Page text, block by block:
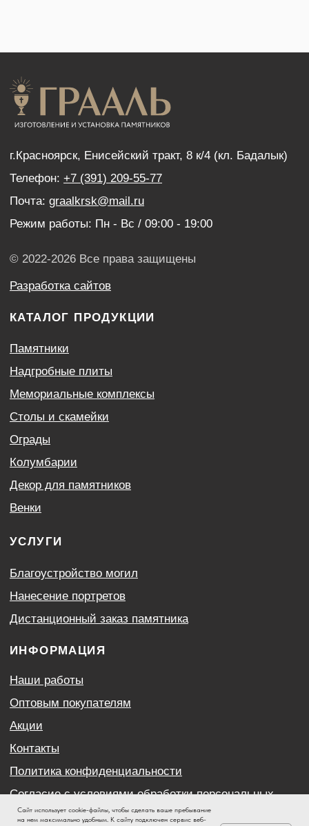
Декор для памятников
УСЛУГИ
Благоустройство могил
Дистанционный заказ памятника
Оптовым покупателям
Акции
Политика конфиденциальности
данных
Сайт использует cookie-файлы, чтобы сделать ваше пребывание
на нем максимально удобным. К cайту подключен сервис веб-